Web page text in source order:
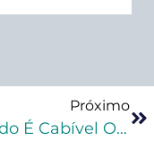
Próximo
Quando É Cabível O Recurso Em Sentido Estrito?